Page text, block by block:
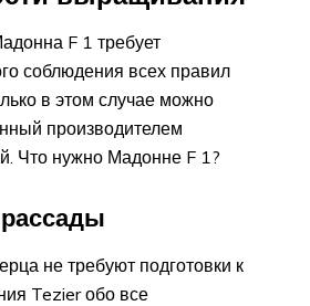
F 1 требует
соблюдения всех правил
в этом случае можно
производителем
Что нужно Мадонне F 1?
не требуют подготовки к
Tezier обо все